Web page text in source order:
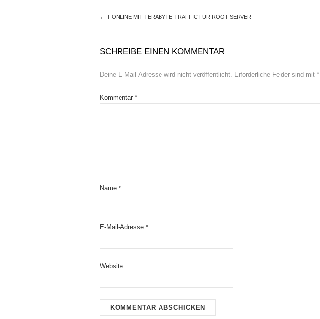
← T-ONLINE MIT TERABYTE-TRAFFIC FÜR ROOT-SERVER
SCHREIBE EINEN KOMMENTAR
Deine E-Mail-Adresse wird nicht veröffentlicht. Erforderliche Felder sind mit *
Kommentar *
Name *
E-Mail-Adresse *
Website